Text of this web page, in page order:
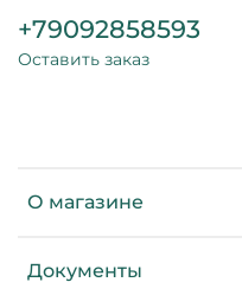
О магазине
Документы
+79092858593
Оставить заказ